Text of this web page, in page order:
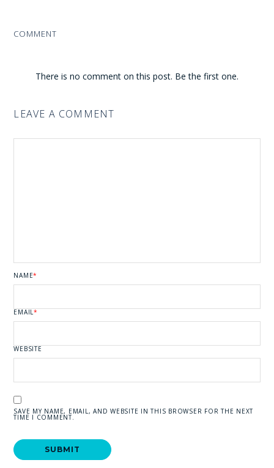
COMMENT
There is no comment on this post. Be the first one.
LEAVE A COMMENT
NAME*
EMAIL*
WEBSITE
SAVE MY NAME, EMAIL, AND WEBSITE IN THIS BROWSER FOR THE NEXT
TIME I COMMENT.